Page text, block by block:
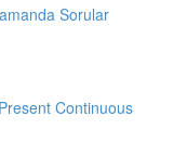
Sorular
Continuous